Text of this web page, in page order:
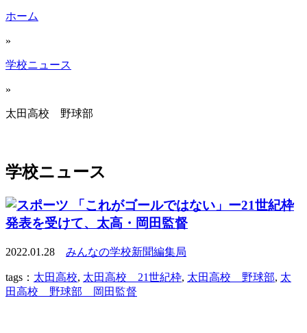
ホーム
»
学校ニュース
»
太田高校 野球部
学校ニュース
「これがゴールではない」ー21世紀枠
発表を受けて、太高・岡田監督
2022.01.28 みんなの学校新聞編集局
tags： 太田高校, 太田高校 21世紀枠, 太田高校 野球部, 太
田高校 野球部 岡田監督